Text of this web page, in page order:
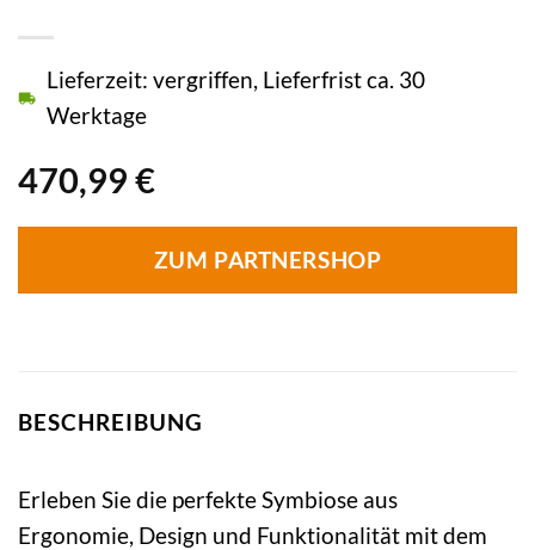
470,99 €
Lieferzeit: vergriffen, Lieferfrist ca. 30
Werktage
ZUM PARTNERSHOP
BESCHREIBUNG
Erleben Sie die perfekte Symbiose aus
Ergonomie, Design und Funktionalität mit dem